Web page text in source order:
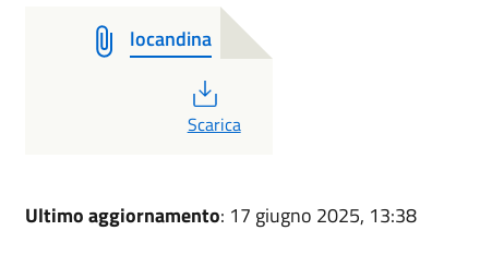
locandina
PDF
Scarica
Ultimo aggiornamento: 17 giugno 2025, 13:38